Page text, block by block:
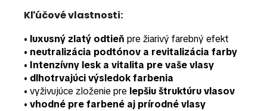
Kľúčové vlastnosti:
• luxusný zlatý odtieň pre žiarivý farebný efekt
• neutralizácia podtónov a revitalizácia farby
• Intenzívny lesk a vitalita pre vaše vlasy
• dlhotrvajúci výsledok farbenia
• vyživujúce zloženie pre lepšiu štruktúru vlasov
• vhodné pre farbené aj prírodné vlasy